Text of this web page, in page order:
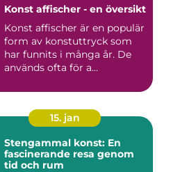
Konst affischer - en översikt
Konst affischer är en populär
form av konstuttryck som
har funnits i många år. De
används ofta för a...
15. jan
Stengammal konst: En
fascinerande resa genom
tid och rum